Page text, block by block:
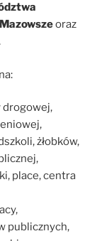
oraz
żłobków,
place, centra
publicznych,